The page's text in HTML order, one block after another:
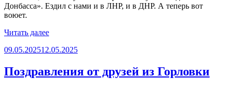
Донбасса». Ездил с нами и в ЛНР, и в ДНР. А теперь вот
воюет.
Читать далее«Помнят
ценят»
Опубликовано
09.05.202512.05.2025
Поздравления от друзей из Горловки